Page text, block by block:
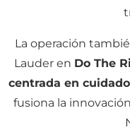
La operación
Lauder en Do The
centrada en
fusiona la